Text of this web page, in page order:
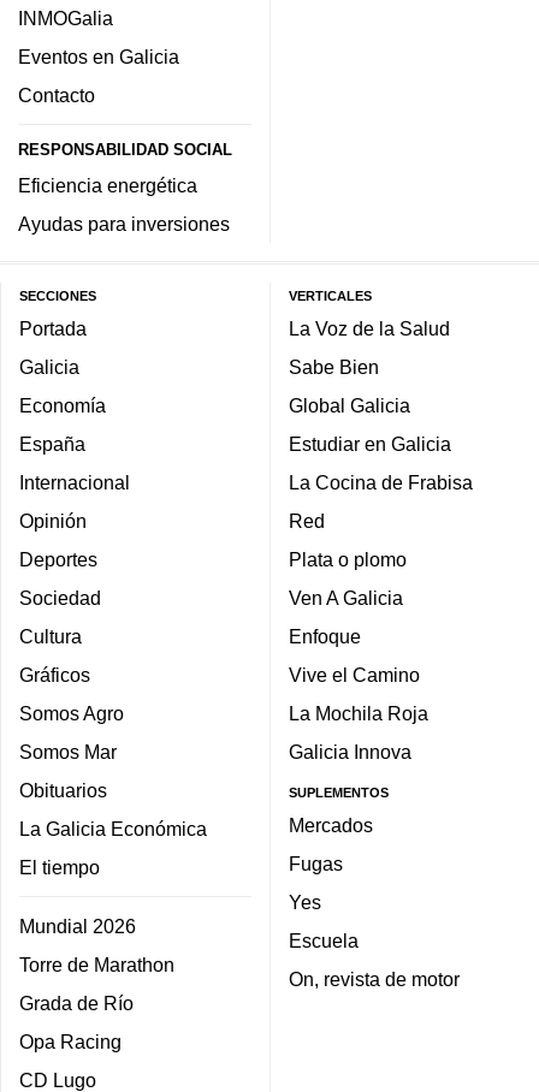
INMOGalia
Eventos en Galicia
Contacto
RESPONSABILIDAD SOCIAL
Eficiencia energética
Ayudas para inversiones
SECCIONES
Portada
Galicia
Economía
España
Internacional
Opinión
Deportes
Sociedad
Cultura
Gráficos
Somos Agro
Somos Mar
Obituarios
La Galicia Económica
El tiempo
Mundial 2026
Torre de Marathon
Grada de Río
Opa Racing
CD Lugo
VERTICALES
La Voz de la Salud
Sabe Bien
Global Galicia
Estudiar en Galicia
La Cocina de Frabisa
Red
Plata o plomo
Ven A Galicia
Enfoque
Vive el Camino
La Mochila Roja
Galicia Innova
SUPLEMENTOS
Mercados
Fugas
Yes
Escuela
On, revista de motor